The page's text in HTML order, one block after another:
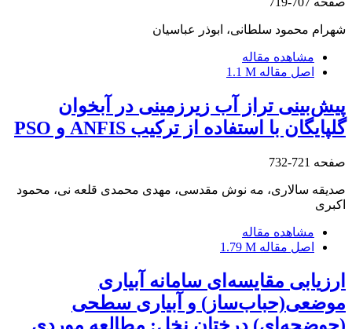
شهرام محمود سلطانی، ابوذر عباسیان
مشاهده مقاله
اصل مقاله 1.1 M
پیش‌بینی تراز آب زیرزمینی در آبخوان
گلپایگان با استفاده از ترکیب ANFIS و PSO
صفحه 721-732
صدیقه سالاری، مه نوش مقدسی، مهدی محمدی قلعه نی، محمود
اکبری
مشاهده مقاله
اصل مقاله 1.79 M
ارزیابی مقایسه‌ای سامانه آبیاری
موضعی(حباب‌ساز) و آبیاری سطحی